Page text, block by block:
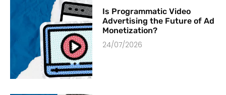
Is Programmatic Video
Advertising the Future of Ad
Monetization?
24/07/2026